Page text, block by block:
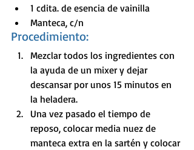
1 cdita. de esencia de vainilla
Manteca, c/n
Procedimiento:
Mezclar todos los ingredientes con
la ayuda de un mixer y dejar
descansar por unos 15 minutos en
la heladera.
Una vez pasado el tiempo de
reposo, colocar media nuez de
manteca extra en la sartén y colocar